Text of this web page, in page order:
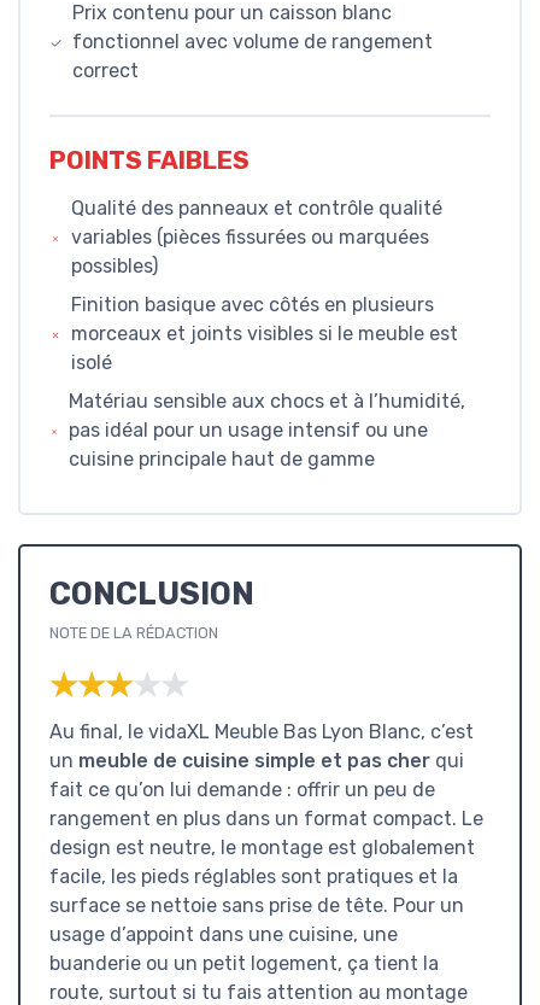
Prix contenu pour un caisson blanc
fonctionnel avec volume de rangement
correct
POINTS FAIBLES
Qualité des panneaux et contrôle qualité
variables (pièces fissurées ou marquées
possibles)
Finition basique avec côtés en plusieurs
morceaux et joints visibles si le meuble est
isolé
Matériau sensible aux chocs et à l’humidité,
pas idéal pour un usage intensif ou une
cuisine principale haut de gamme
CONCLUSION
NOTE DE LA RÉDACTION
★★★★★
★★★★★
Au final, le vidaXL Meuble Bas Lyon Blanc, c’est
un meuble de cuisine simple et pas cher qui
fait ce qu’on lui demande : offrir un peu de
rangement en plus dans un format compact. Le
design est neutre, le montage est globalement
facile, les pieds réglables sont pratiques et la
surface se nettoie sans prise de tête. Pour un
usage d’appoint dans une cuisine, une
buanderie ou un petit logement, ça tient la
route, surtout si tu fais attention au montage